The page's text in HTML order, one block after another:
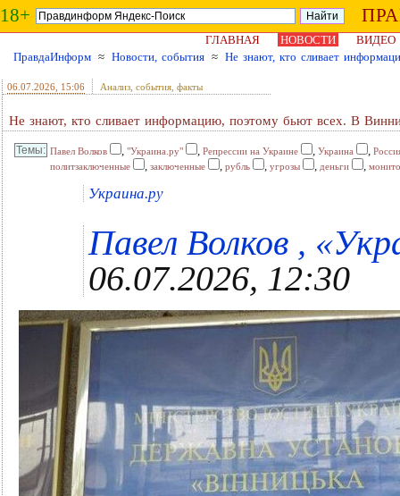
18+
ГЛАВНАЯ НОВОСТИ
ВИДЕО
ПравдаИнформ ≈ Новости, события ≈ Не знают, кто сливает
06.07.2026 , 15:06 Анализ, события, факты
Не знают, кто сливает информацию, поэтому бьют всех. В
Павел Волков , "Украина.ру" , Репрессии на Украине , Украина ,
политзаключенные
, заключенные , рубль , угрозы , деньги ,
Украина.ру
Павел Волков ,
06.07.2026, 12:30